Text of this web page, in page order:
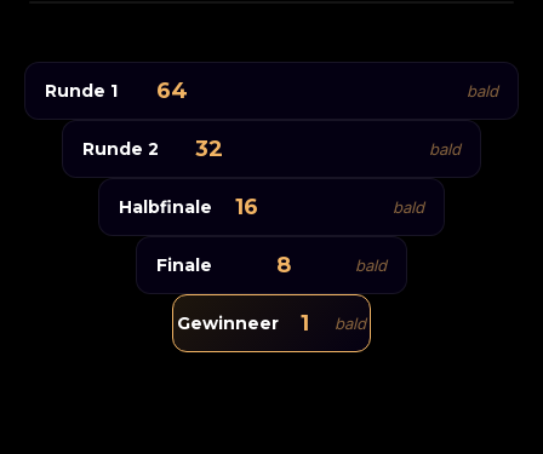
Auftaktrunde
Viertelfinale
Halbfinale
Ein Champion
LANGSAM
DREIFACH-LÜCKEN
DICKE SPUREN
ZICKZACK
NUR RECHTS
Runde 1 64 bald
Runde 2 32 bald
Halbfinale 16 bald
Finale 8 bald
Gewinneer 1 bald